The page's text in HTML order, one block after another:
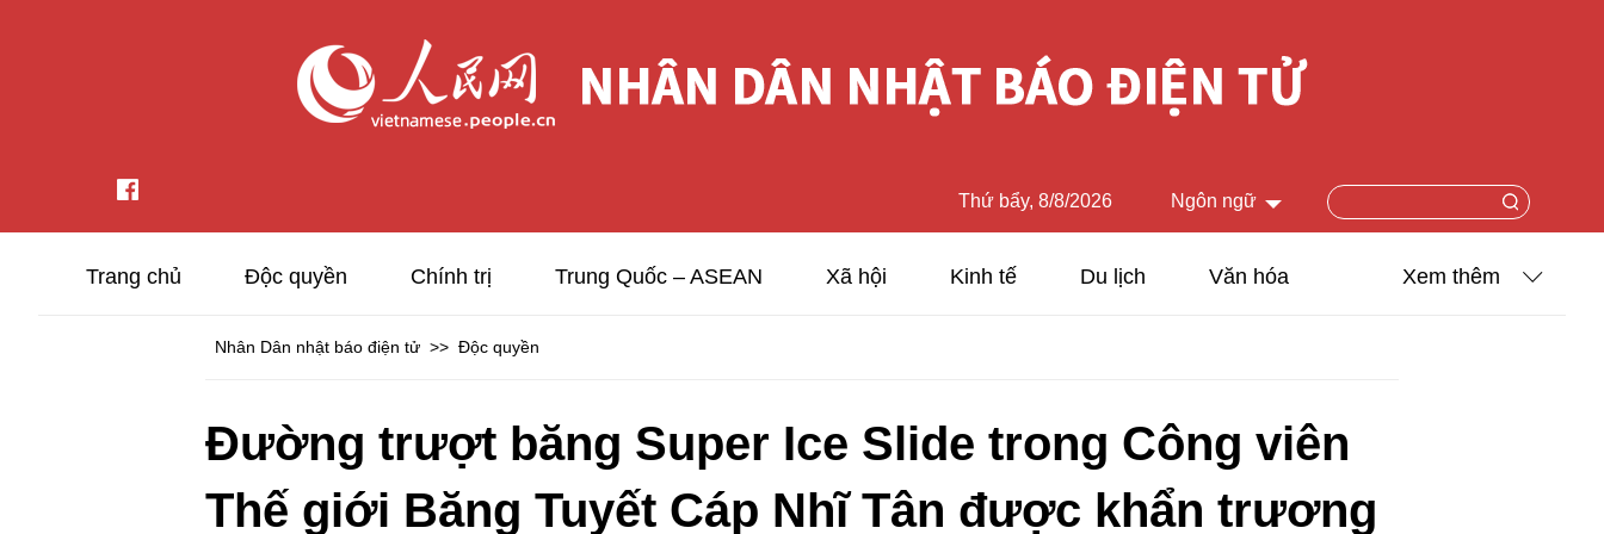
Ngôn ngữ
Español
Русский
Thứ bẩy, 8/8/2026
Trang chủ Độc quyền Chính trị Trung Quốc – ASEAN Xã hội Kinh tế Du lịch Văn hóa Xem thêm
Nhân Dân nhật báo điện tử >> Độc quyền
Đường trượt băng Super Ice Slide trong Công viên
Thế giới Băng Tuyết Cáp Nhĩ Tân được khẩn trương